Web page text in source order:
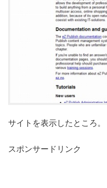
サイトを表示したところ。
スポンサードリンク